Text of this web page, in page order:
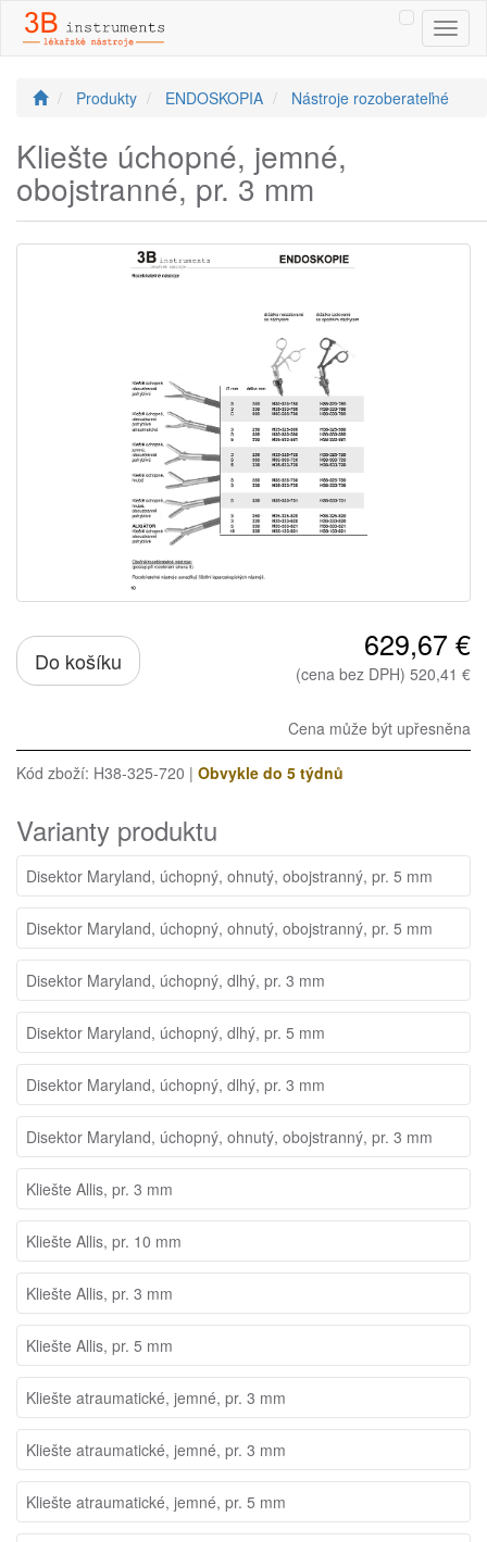
Produkty ENDOSKOPIA Nástroje rozoberateľné
Kliešte úchopné, jemné,
obojstranné, pr. 3 mm
Do košíku 629,67 €
(cena bez DPH) 520,41 €
Cena může být upřesněna
Kód zboží: H38-325-720 | Obvykle do 5 týdnů
Varianty produktu
Disektor Maryland, úchopný, ohnutý, obojstranný, pr. 5 mm
Disektor Maryland, úchopný, ohnutý, obojstranný, pr. 5 mm
Disektor Maryland, úchopný, dlhý, pr. 3 mm
Disektor Maryland, úchopný, dlhý, pr. 5 mm
Disektor Maryland, úchopný, dlhý, pr. 3 mm
Disektor Maryland, úchopný, ohnutý, obojstranný, pr. 3 mm
Kliešte Allis, pr. 3 mm
Kliešte Allis, pr. 10 mm
Kliešte Allis, pr. 3 mm
Kliešte Allis, pr. 5 mm
Kliešte atraumatické, jemné, pr. 3 mm
Kliešte atraumatické, jemné, pr. 3 mm
Kliešte atraumatické, jemné, pr. 5 mm